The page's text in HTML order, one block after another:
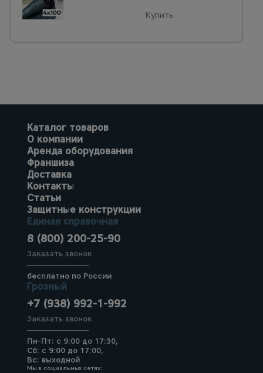
Купить
Каталог товаров
О компании
Аренда оборудования
Франшиза
Доставка
Контакты
Статьи
Защитные конструкции
Единая справочная
8 (800) 200-25-90
Заказать звонок
бесплатно по России
Грозный
+7 (938) 992-1-992
Заказать звонок
Пн-Пт: с 9:00 до 17:30,
Сб: с 9:00 до 17:00,
Вс: выходной
Мы в социальных сетях: